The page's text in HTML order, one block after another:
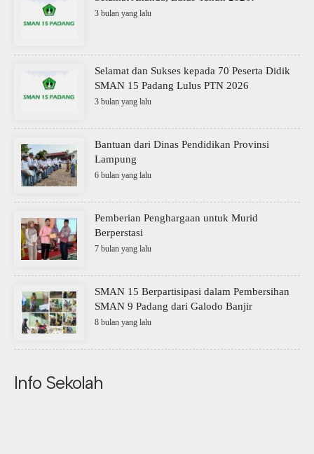
3 bulan yang lalu
Selamat dan Sukses kepada 70 Peserta Didik
SMAN 15 Padang Lulus PTN 2026
3 bulan yang lalu
Bantuan dari Dinas Pendidikan Provinsi
Lampung
6 bulan yang lalu
Pemberian Penghargaan untuk Murid
Berperstasi
7 bulan yang lalu
SMAN 15 Berpartisipasi dalam Pembersihan
SMAN 9 Padang dari Galodo Banjir
8 bulan yang lalu
Info Sekolah